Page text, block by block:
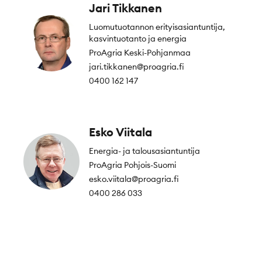
Jari Tikkanen
Luomutuotannon erityisasiantuntija,
kasvintuotanto ja energia
ProAgria Keski-Pohjanmaa
jari.tikkanen@proagria.fi
0400 162 147
Esko Viitala
Energia- ja talousasiantuntija
ProAgria Pohjois-Suomi
esko.viitala@proagria.fi
0400 286 033